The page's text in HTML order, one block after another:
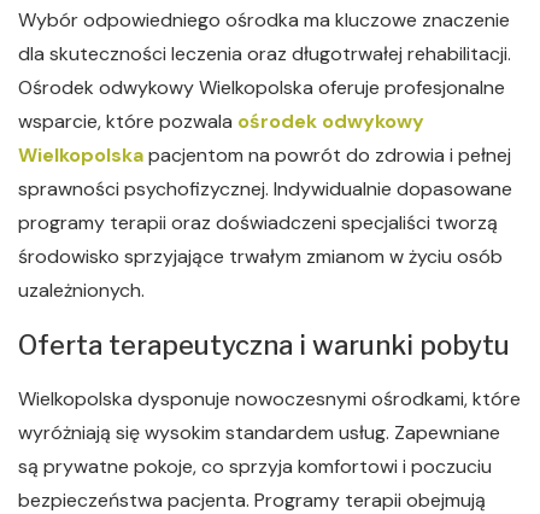
Wybór odpowiedniego ośrodka ma kluczowe znaczenie
dla skuteczności leczenia oraz długotrwałej rehabilitacji.
Ośrodek odwykowy Wielkopolska oferuje profesjonalne
wsparcie, które pozwala ośrodek odwykowy
Wielkopolskapacjentom na powrót do zdrowia i pełnej
sprawności psychofizycznej. Indywidualnie dopasowane
programy terapii oraz doświadczeni specjaliści tworzą
środowisko sprzyjające trwałym zmianom w życiu osób
uzależnionych.
Oferta terapeutyczna i warunki pobytu
Wielkopolska dysponuje nowoczesnymi ośrodkami, które
wyróżniają się wysokim standardem usług. Zapewniane
są prywatne pokoje, co sprzyja komfortowi i poczuciu
bezpieczeństwa pacjenta. Programy terapii obejmują